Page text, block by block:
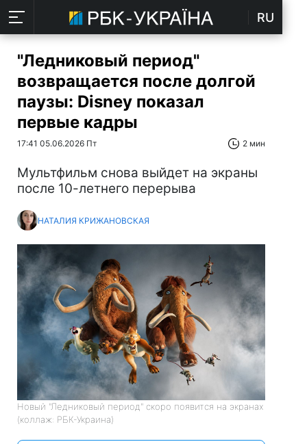
RU
"Ледниковый период"
возвращается после долгой
паузы: Disney показал
первые кадры
17:41 05.06.2026 Пт 2 мин
Мультфильм снова выйдет на экраны
после 10-летнего перерыва
НАТАЛИЯ КРИЖАНОВСКАЯ
Новый "Ледниковый период" скоро появится на экранах
(коллаж: РБК-Украина)